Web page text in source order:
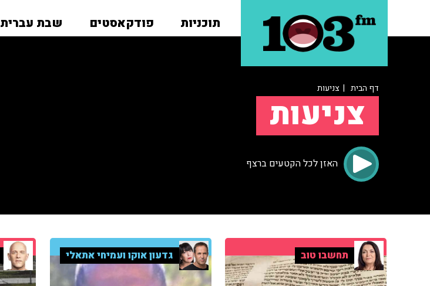
תוכניות פודקאסטים שבת עברית
דף הבית | צניעות
צניעות
האזן לכל הקטעים ברצף
תחשבו טוב גדעון אוקו ועמיחי אתאלי